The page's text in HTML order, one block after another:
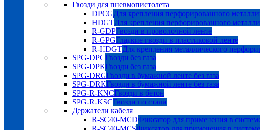
Гвозди для пневмопистолета
DPCGДля крепления перфорированного
HDGTДля крепления перфорированного
R-GDPГвозди в проволочной ленте
R-GPGГладкие гвозди в пластиковой ленте
R-HDGTДля крепления металлического
SPG-DPGГвозди без газа
SPG-DPKГвозди без газа
SPG-DRGГвозди в бумажной ленте без газа
SPG-DRKГвозди в бумажной ленте без газа
SPG-R-KNCГвозди в бетон
SPG-R-KSCГвозди по стали
Держатели кабеля
R-SC40-MCDФиксатор для применения в
R-SC40-MCSФиксатор для применения в